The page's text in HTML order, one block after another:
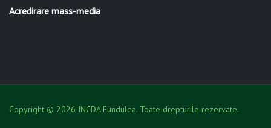
Acredirare mass-media
Copyright © 2026 INCDA Fundulea. Toate drepturile rezervate.